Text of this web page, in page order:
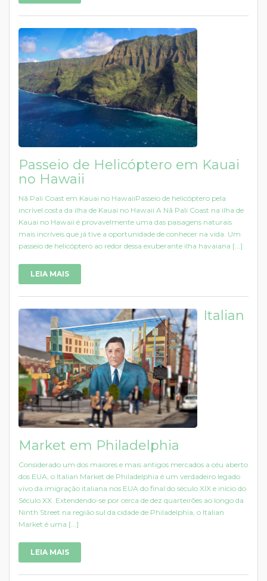
Passeio de Helicóptero em Kauai
no Hawaii
Nā Pali Coast em Kauai no HawaiiPasseio de helicóptero pela
incrível costa da ilha de Kauai no Hawaii A Nā Pali Coast na ilha de
Kauai no Hawaii é provavelmente uma das paisagens naturais
mais incríveis que já tive a oportunidade de conhecer na vida. Um
passeio de helicóptero ao redor dessa exuberante ilha havaiana [...]
LEIA MAIS
Italian
Market em Philadelphia
Considerado um dos maiores e mais antigos mercados a céu aberto
dos EUA, o Italian Market de Philadelphia é um verdadeiro legado
vivo da imigração italiana nos EUA do final do século XIX e início do
Século XX. Extendendo-se por cerca de dez quarteirões ao longo da
Ninth Street na região sul da cidade de Philadelphia, o Italian
Market é uma [...]
LEIA MAIS